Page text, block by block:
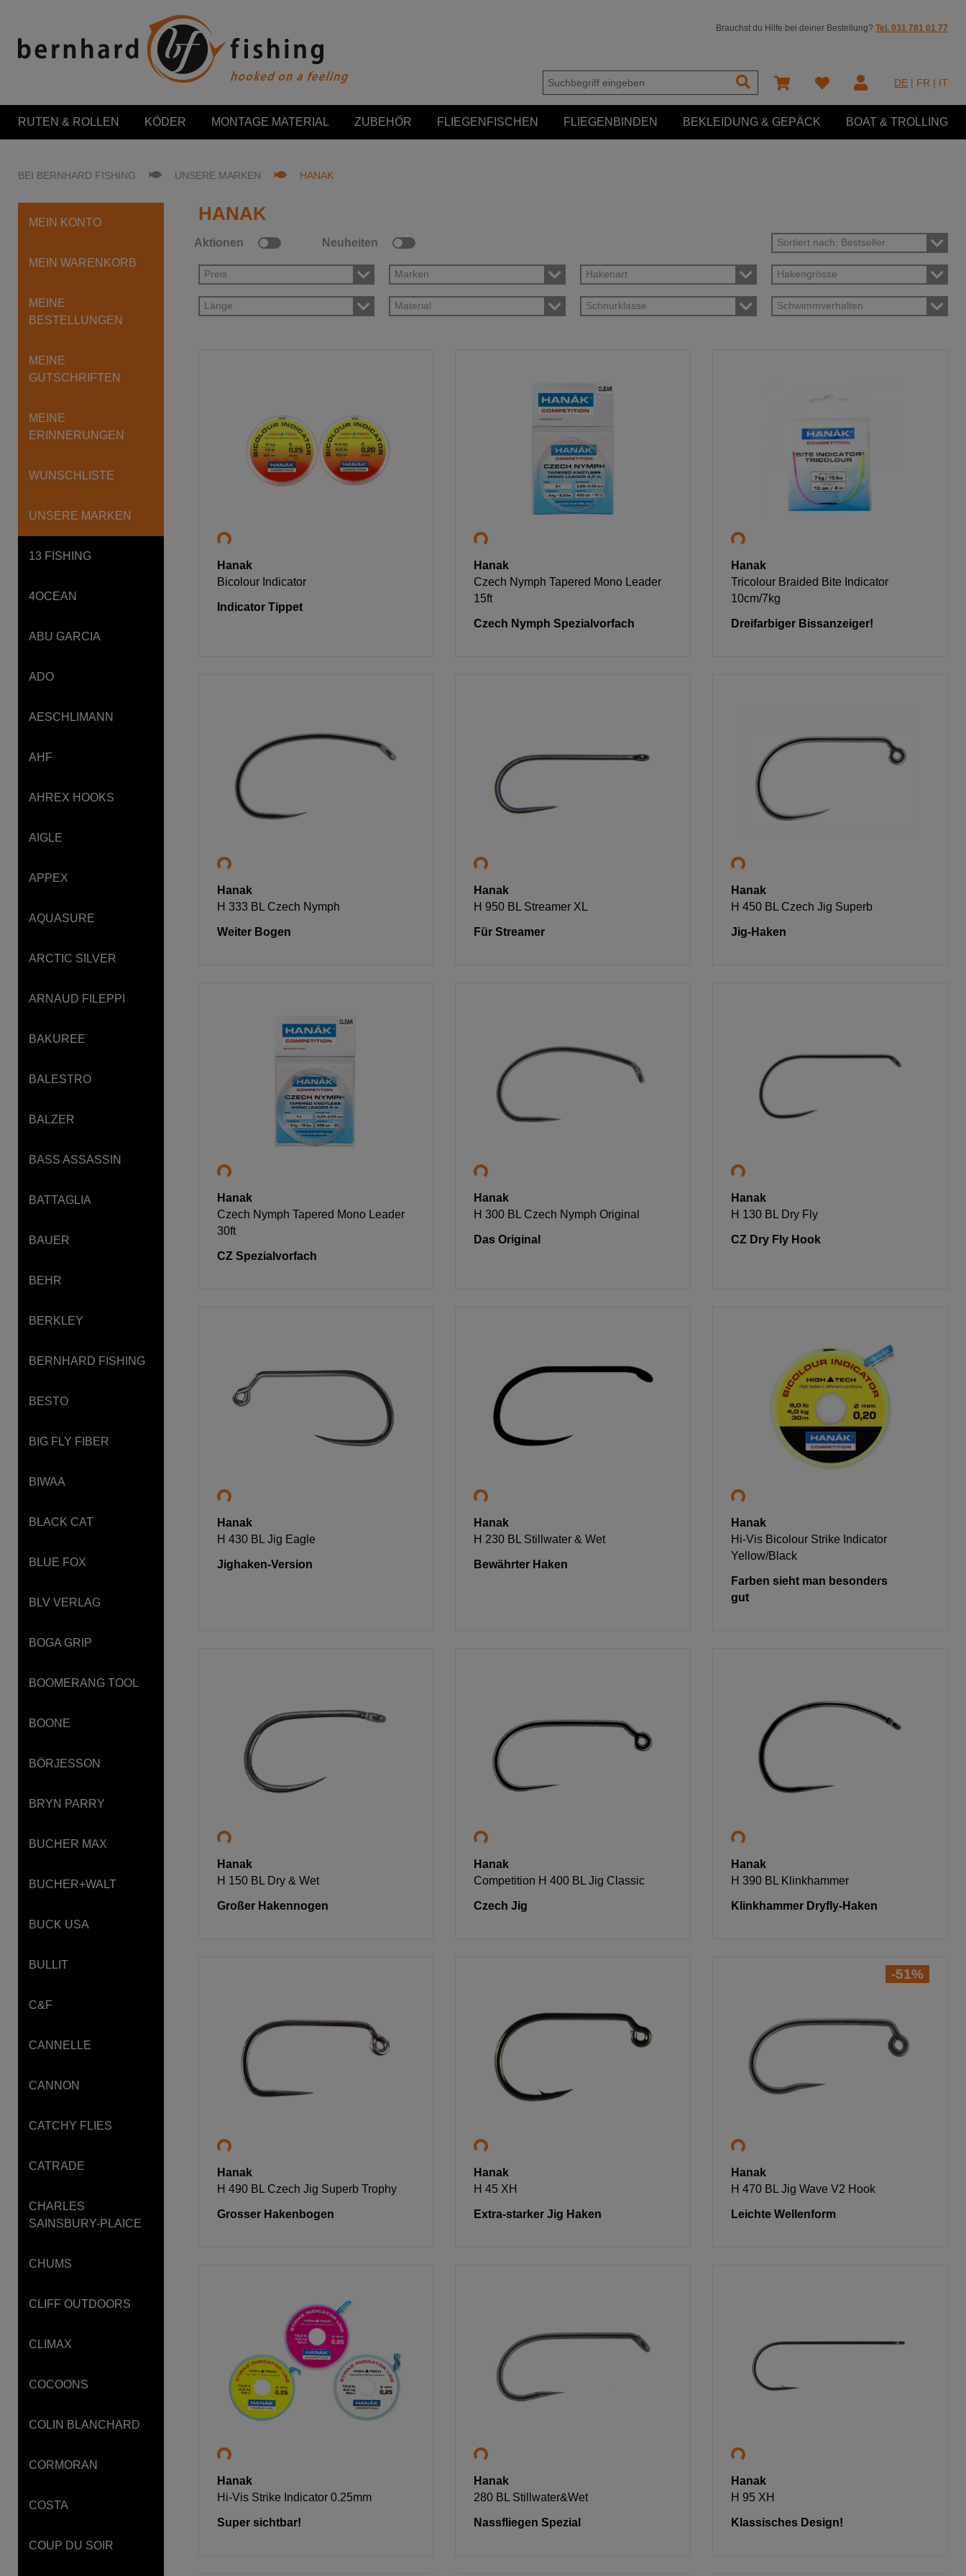
Brauchst du Hilfe bei deiner Bestellung? Tel. 031 781 01 77
DE FR IT
RUTEN & ROLLEN KÖDER MONTAGE MATERIAL ZUBEHÖR FLIEGENFISCHEN FLIEGENBINDEN BEKLEIDUNG & GEPÄCK BOAT & TROLLING
BEI BERNHARD FISHING UNSERE MARKEN HANAK
MEIN KONTO
MEIN WARENKORB
MEINE
BESTELLUNGEN
MEINE
GUTSCHRIFTEN
MEINE
ERINNERUNGEN
WUNSCHLISTE
UNSERE MARKEN
13 FISHING
4OCEAN
ABU GARCIA
ADO
AESCHLIMANN
AHF
AHREX HOOKS
AIGLE
APPEX
AQUASURE
ARCTIC SILVER
ARNAUD FILEPPI
BAKUREE
BALESTRO
BALZER
BASS ASSASSIN
BATTAGLIA
BAUER
BEHR
BERKLEY
BERNHARD FISHING
BESTO
BIG FLY FIBER
BIWAA
BLACK CAT
BLUE FOX
BLV VERLAG
BOGA GRIP
BOOMERANG TOOL
BOONE
BÖRJESSON
BRYN PARRY
BUCHER MAX
BUCHER+WALT
BUCK USA
BULLIT
C&F
CANNELLE
CANNON
CATCHY FLIES
CATRADE
CHARLES
SAINSBURY-PLAICE
CHUMS
CLIFF OUTDOORS
CLIMAX
COCOONS
COLIN BLANCHARD
CORMORAN
COSTA
COUP DU SOIR
HANAK
Sortiert nach: Bestseller
Aktionen Neuheiten
Preis Marken Hakenart Hakengrösse
Länge Material Schnurklasse Schwimmverhalten
Hanak
Bicolour Indicator
Indicator Tippet
Hanak
Czech Nymph Tapered Mono Leader
15ft
Czech Nymph Spezialvorfach
Hanak
Tricolour Braided Bite Indicator
10cm/7kg
Dreifarbiger Bissanzeiger!
Hanak
H 333 BL Czech Nymph
Weiter Bogen
Hanak
H 950 BL Streamer XL
Für Streamer
Hanak
H 450 BL Czech Jig Superb
Jig-Haken
Hanak
Czech Nymph Tapered Mono Leader
30ft
CZ Spezialvorfach
Hanak
H 300 BL Czech Nymph Original
Das Original
Hanak
H 130 BL Dry Fly
CZ Dry Fly Hook
Hanak
H 430 BL Jig Eagle
Jighaken-Version
Hanak
H 230 BL Stillwater & Wet
Bewährter Haken
Hanak
Hi-Vis Bicolour Strike Indicator
Yellow/Black
Farben sieht man besonders
gut
Hanak
H 150 BL Dry & Wet
Großer Hakennogen
Hanak
Competition H 400 BL Jig Classic
Czech Jig
Hanak
H 390 BL Klinkhammer
Klinkhammer Dryfly-Haken
Hanak
H 490 BL Czech Jig Superb Trophy
Grosser Hakenbogen
Hanak
H 45 XH
Extra-starker Jig Haken
-51%
Hanak
H 470 BL Jig Wave V2 Hook
Leichte Wellenform
Hanak
Hi-Vis Strike Indicator 0.25mm
Super sichtbar!
Hanak
280 BL Stillwater&Wet
Nassfliegen Spezial
Hanak
H 95 XH
Klassisches Design!